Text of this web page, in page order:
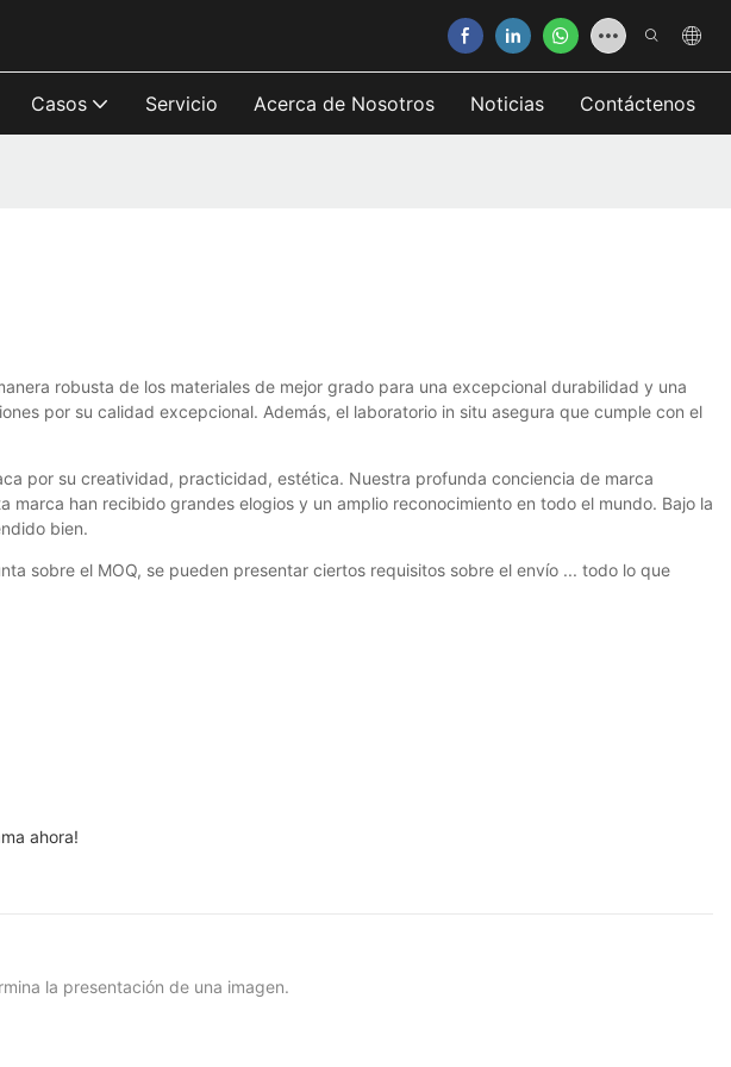
Casos Servicio Acerca de Nosotros Noticias Contáctenos
robusta de los materiales de mejor grado para una excepcional durabilidad y una
por su calidad excepcional. Además, el laboratorio in situ asegura que cumple con el
por su creatividad, practicidad, estética. Nuestra profunda conciencia de marca
han recibido grandes elogios y un amplio reconocimiento en todo el mundo. Bajo la
bien.
sobre el MOQ, se pueden presentar ciertos requisitos sobre el envío ... todo lo que
ahora!
la presentación de una imagen.